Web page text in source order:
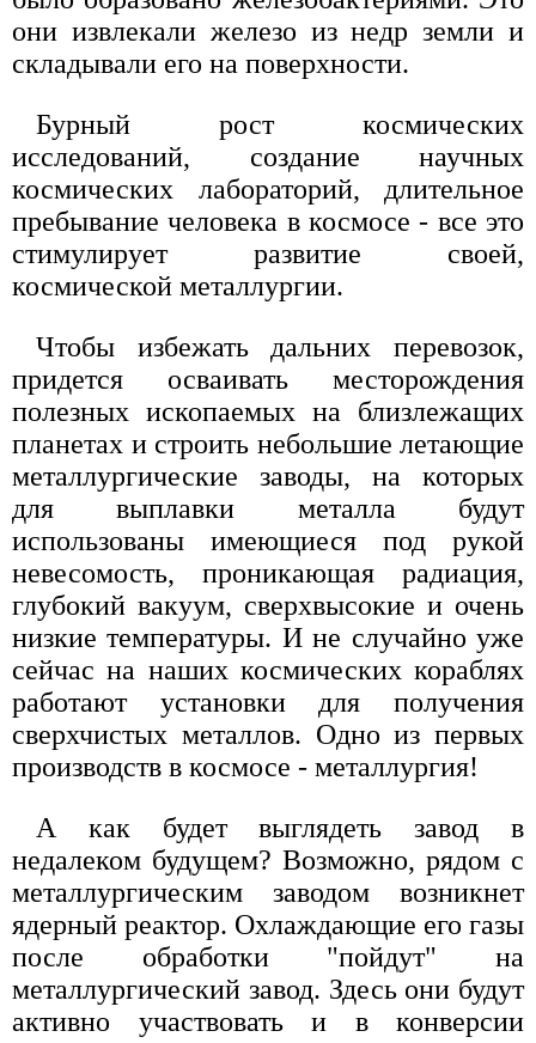
они извлекали железо из недр земли и
складывали его на поверхности.
Бурный рост космических
исследований, создание научных
космических лабораторий, длительное
пребывание человека в космосе - все это
стимулирует развитие своей,
космической металлургии.
Чтобы избежать дальних перевозок,
придется осваивать месторождения
полезных ископаемых на близлежащих
планетах и строить небольшие летающие
металлургические заводы, на которых
для выплавки металла будут
использованы имеющиеся под рукой
невесомость, проникающая радиация,
глубокий вакуум, сверхвысокие и очень
низкие температуры. И не случайно уже
сейчас на наших космических кораблях
работают установки для получения
сверхчистых металлов. Одно из первых
производств в космосе - металлургия!
А как будет выглядеть завод в
недалеком будущем? Возможно, рядом с
металлургическим заводом возникнет
ядерный реактор. Охлаждающие его газы
после обработки "пойдут" на
металлургический завод. Здесь они будут
активно участвовать и в конверсии